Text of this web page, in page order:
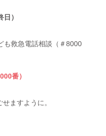
）
も救急電話相談（＃8000
番）
ますように。